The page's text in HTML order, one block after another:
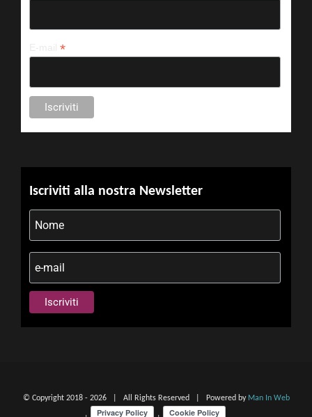
*
Iscriviti alla nostra Newsletter
© Copyright 2018 - 2026 | All Rights Reserved | Powered by Man In Web